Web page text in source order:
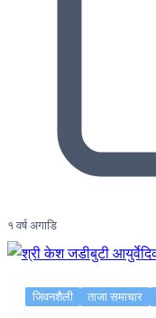
१ वर्ष अगाडि
जिवनशैली ताजा समाचार